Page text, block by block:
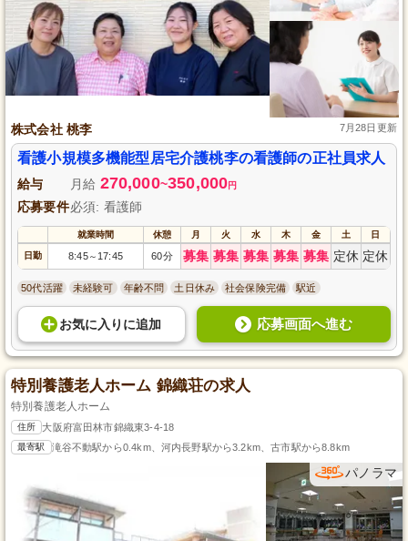
株式会社 桃李 7月28日更新
看護小規模多機能型居宅介護桃李の看護師の正社員求人
給与 月給 270,000~350,000円
応募要件必須: 看護師
就業時間 休憩 月 火 水 木 金 土 日
日勤 8:45～ 17:45 60分 募集 募集 募集 募集 募集 定休 定休
50代活躍 未経験可 年齢不問 土日休み 社会保険完備 駅近
お気に入り に追加 応募画面へ進む
特別養護老人ホーム 錦織荘の求人
特別養護老人ホーム
住所 大阪府富田林市錦織東3-4-18
最寄駅 滝谷不動駅から0.4km、河内長野駅から3.2km、古市駅から8.8km
パノラマ